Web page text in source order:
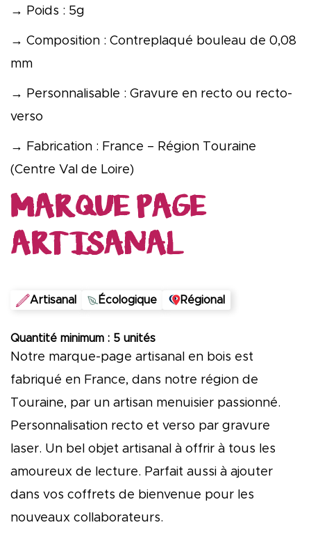
→ Poids : 5g
→ Composition : Contreplaqué bouleau de 0,08
mm
→ Personnalisable : Gravure en recto ou recto-
verso
→ Fabrication : France – Région Touraine
(Centre Val de Loire)
MARQUE PAGE
ARTISANAL
Artisanal Écologique Régional
Quantité minimum : 5 unités
Notre marque-page artisanal en bois est
fabriqué en France, dans notre région de
Touraine, par un artisan menuisier passionné.
Personnalisation recto et verso par gravure
laser. Un bel objet artisanal à offrir à tous les
amoureux de lecture. Parfait aussi à ajouter
dans vos coffrets de bienvenue pour les
nouveaux collaborateurs.